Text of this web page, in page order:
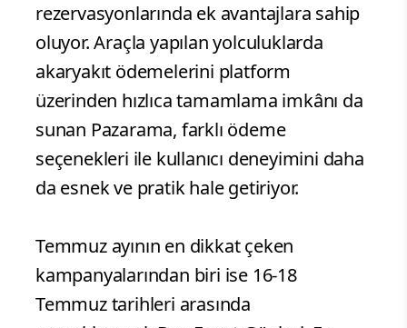
rezervasyonlarında ek avantajlara sahip
oluyor. Araçla yapılan yolculuklarda
akaryakıt ödemelerini platform
üzerinden hızlıca tamamlama imkânı da
sunan Pazarama, farklı ödeme
seçenekleri ile kullanıcı deneyimini daha
da esnek ve pratik hale getiriyor.
Temmuz ayının en dikkat çeken
kampanyalarından biri ise 16-18
Temmuz tarihleri arasında